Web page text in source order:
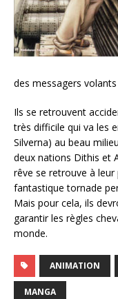
des messagers
Ils se retrouvent
très difficile qui va les
Silverna) au beau
deux nations Dithis et
rêve se retrouve à leur
fantastique tornade
Mais pour cela, ils
garantir les règles
monde.
ANIMATION
MANGA